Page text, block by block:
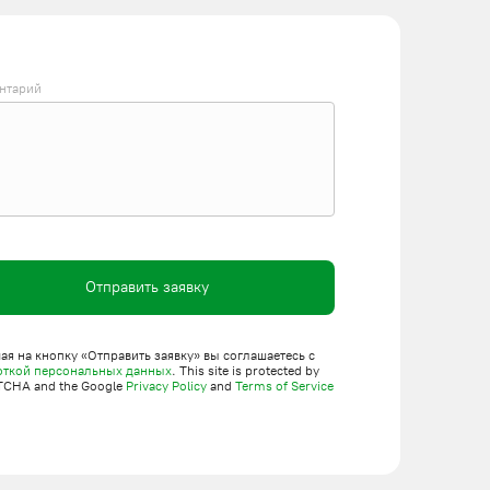
Отправить заявку
на кнопку «Отправить заявку» вы соглашаетесь с
персональных данных. This site is protected by
and the Google Privacy Policy and Terms of Service